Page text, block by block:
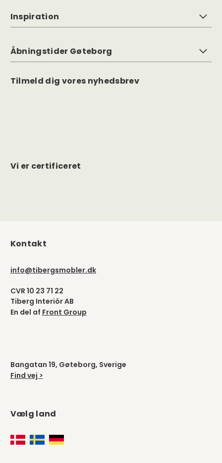
Inspiration
Åbningstider Gøteborg
Tilmeld dig vores nyhedsbrev
Vi er certificeret
Kontakt
info@tibergsmobler.dk
CVR 10 23 71 22
Tiberg Interiör AB
En del af Front Group
Bangatan 19, Gøteborg, Sverige
Find vej >
Vælg land